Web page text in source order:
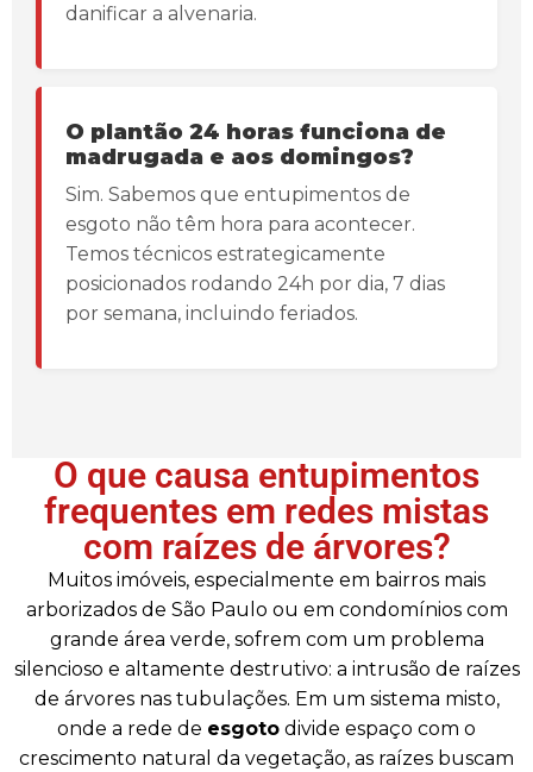
danificar a alvenaria.
O plantão 24 horas funciona de
madrugada e aos domingos?
Sim. Sabemos que entupimentos de
esgoto não têm hora para acontecer.
Temos técnicos estrategicamente
posicionados rodando 24h por dia, 7 dias
por semana, incluindo feriados.
O que causa entupimentos
frequentes em redes mistas
com raízes de árvores?
Muitos imóveis, especialmente em bairros mais
arborizados de São Paulo ou em condomínios com
grande área verde, sofrem com um problema
silencioso e altamente destrutivo: a intrusão de raízes
de árvores nas tubulações. Em um sistema misto,
onde a rede de esgoto divide espaço com o
crescimento natural da vegetação, as raízes buscam